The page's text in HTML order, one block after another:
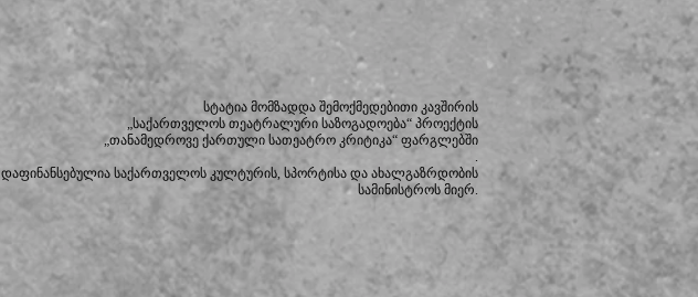
სტატია მომზადდა შემოქმედებითი კავშირის
„საქართველოს თეატრალური საზოგადოება“ პროექტის
„თანამედროვე ქართული სათეატრო კრიტიკა“ ფარგლებში
.
დაფინანსებულია საქართველოს კულტურის, სპორტისა და ახალგაზრდობის
სამინისტროს მიერ.